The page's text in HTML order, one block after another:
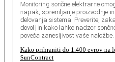
Monitoring sončne elektrarne
napak, spremljanje proizvodnje
delovanja sistema. Preverite,
dovolj in kako lahko nadzor
poveča zanesljivost vaše naložbe.
Kako prihraniti do 1.400 evrov na
SunContract